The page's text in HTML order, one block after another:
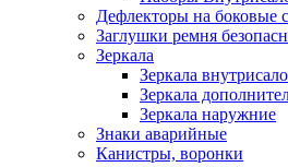
Дефлекторы на боковые
Заглушки ремня
Зеркала
Зеркала
Зеркала
Зеркала наружние
Знаки аварийные
Канистры, воронки